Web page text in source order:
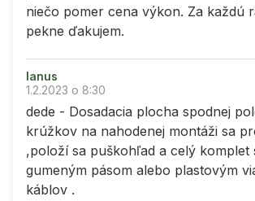
niečo pomer cena výkon. Za každú
pekne ďakujem.
lanus
1.2.2023 o 8:30
dede - Dosadacia plocha spodnej
krúžkov na nahodenej montáži sa
,položí sa puškohľad a celý komplet
gumeným pásom alebo plastovým
káblov .